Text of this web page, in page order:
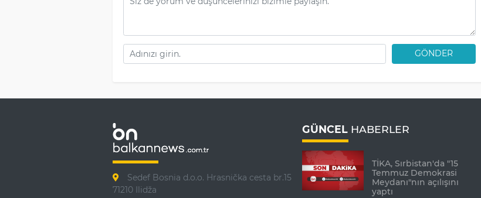
GÖNDER
Sedef Bosnia d.o.o. Hrasnička cesta br.15
71210 Ilidža
GÜNCEL HABERLER
TİKA, Sırbistan'da "15
Temmuz Demokrasi
Meydanı"nın açılışını
yaptı